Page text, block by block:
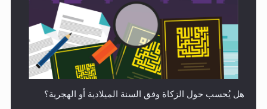
هل يُحسب حول الزكاة وفق السنة الميلادية أو الهجرية؟